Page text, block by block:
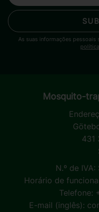
As suas informações pessoais
Mosquito-
431
N.º de
Horário de
Telefone:
E-mail (inglês):